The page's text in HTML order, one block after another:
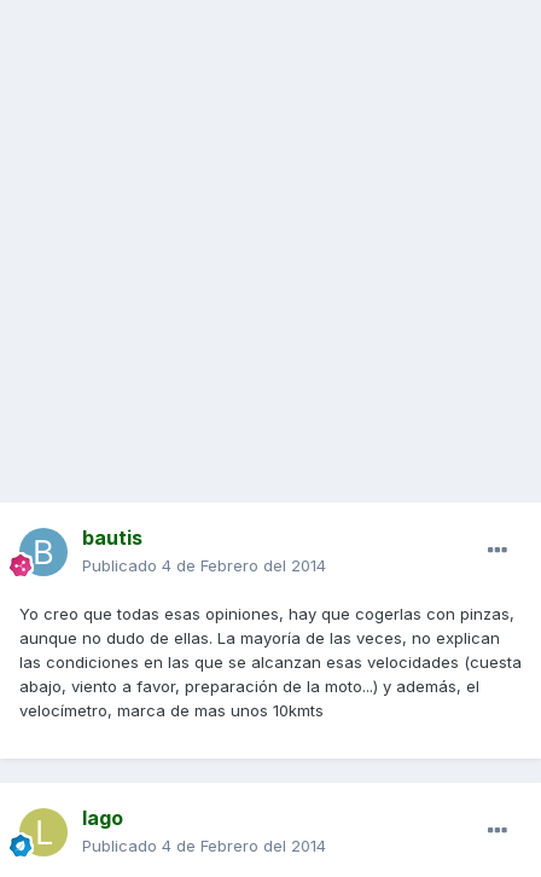
bautis
Publicado 4 de Febrero del 2014
Yo creo que todas esas opiniones, hay que cogerlas con pinzas,
aunque no dudo de ellas. La mayoría de las veces, no explican
las condiciones en las que se alcanzan esas velocidades (cuesta
abajo, viento a favor, preparación de la moto...) y además, el
velocímetro, marca de mas unos 10kmts
lago
Publicado 4 de Febrero del 2014